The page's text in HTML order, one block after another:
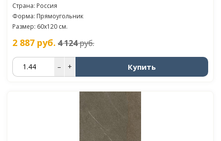
Страна: Россия
Форма: Прямоугольник
Размер: 60x120 см.
2 887 руб. 4 124руб.
– + Купить